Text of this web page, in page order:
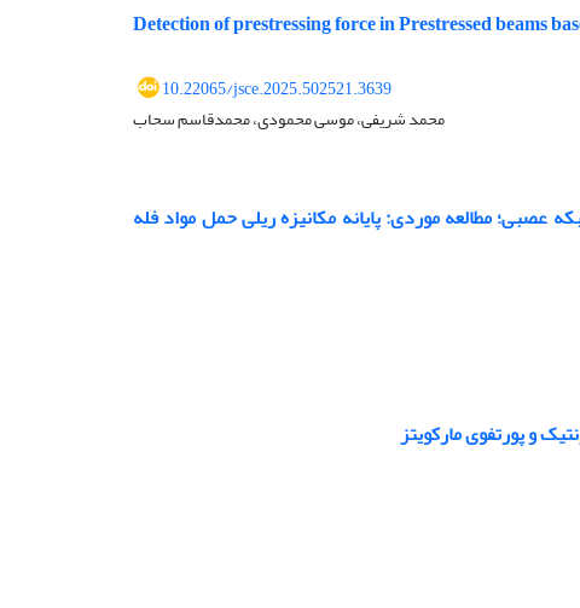
Detection of prestressing force in Prestressed beams
10.22065/jsce.2025.502521.3639
محمد شریفی، موسی محمودی، محمدقاسم سحاب
عصبی؛ مطالعه موردی: پایانه مکانیزه ریلی حمل مواد فله
و پورتفوی مارکویتز